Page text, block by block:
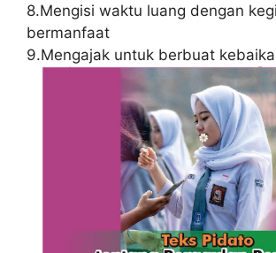
8.Mengisi waktu luang dengan
bermanfaat
9.Mengajak untuk berbuat